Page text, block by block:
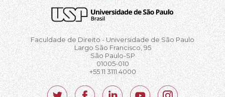
Faculdade de Direito - Universidade de São Paulo
Largo São Francisco, 95
São Paulo-SP
01005-010
+55 11 3111.4000